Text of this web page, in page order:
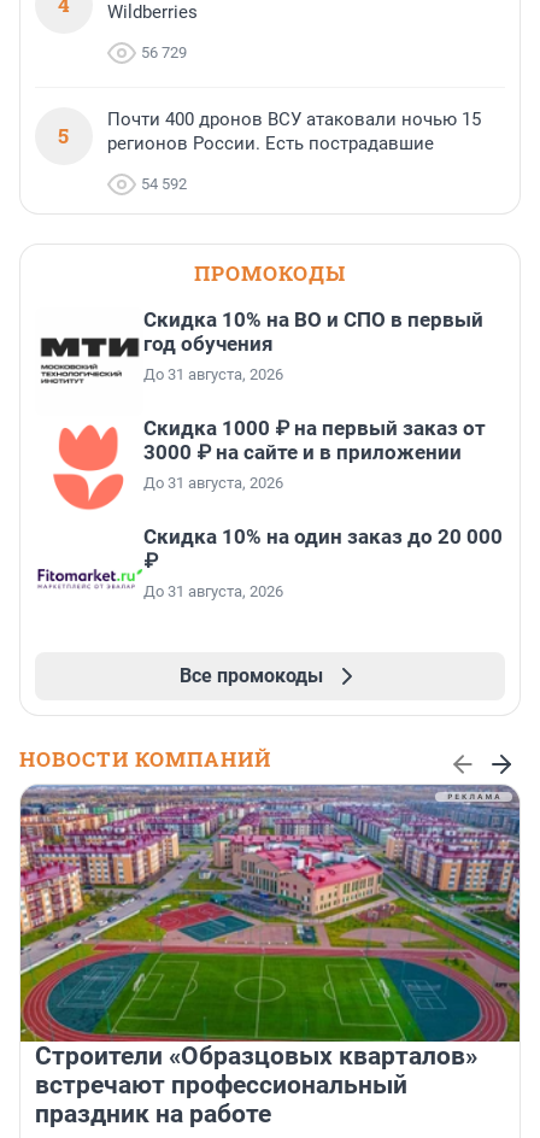
Wildberries
56 729
5
Почти 400 дронов ВСУ атаковали ночью 15
регионов России. Есть пострадавшие
54 592
ПРОМОКОДЫ
Скидка 10% на ВО и СПО в первый
год обучения
До 31 августа, 2026
Скидка 1000 ₽ на первый заказ от
3000 ₽ на сайте и в приложении
До 31 августа, 2026
Скидка 10% на один заказ до 20 000
₽
До 31 августа, 2026
Все промокоды
НОВОСТИ КОМПАНИЙ
Строители «Образцовых кварталов»
встречают профессиональный
праздник на работе